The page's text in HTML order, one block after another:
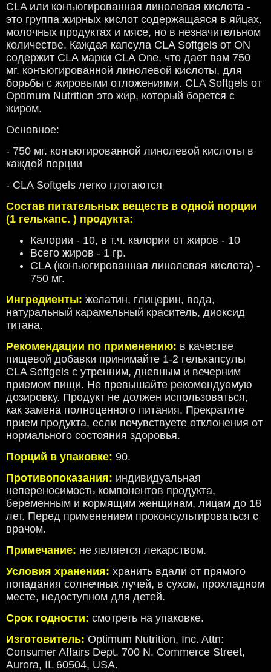
CLA или конъюгированная линолевая кислота -
это группа жирных кислот содержащаяся в яйцах,
молочных продуктах и мясе, но в незначительном
количестве. Каждая капсула CLA Softgels от ON
содержит CLA марки CLA One, что дает вам 750
мг. конъюгированной линолевой кислоты, для
борьбы с жировыми отложениями. CLA Softgels от
Optimum Nutrition это жир, который борется с
жиром.
Основное:
- 750 мг. конъюгированной линолевой кислоты в
каждой порции
- CLA Softgels легко глотаются
Состав питательных веществ в одной порции
(1 гелькапс. ) продукта:
Калории - 10, в т.ч. калории от жиров - 10
Всего жиров - 1 гр.
CLA (конъюгированная линолевая кислота) -
750 мг.
Ингредиенты: желатин, глицерин, вода,
натуральный карамельный краситель, диоксид
титана.
Рекомендации по применению: в качестве
пищевой добавки принимайте 1-2 гелькапсулы
CLA Softgels с утренним, дневным и вечерним
приемом пищи. Не превышайте рекомендуемую
дозировку. Продукт не должен использоваться,
как замена полноценного питания. Прекратите
прием продукта, если почувствуете отклонения от
нормального состояния здоровья.
Порций в упаковке: 90.
Противопоказания: индивидуальная
непереносимость компонентов продукта,
беременным и кормящим женщинам, лицам до 18
лет. Перед применением проконсультироваться с
врачом.
Примечание: не является лекарством.
Условия хранения: хранить вдали от прямого
попадания солнечных лучей, в сухом, прохладном
месте, недоступном для детей.
Срок годности: смотреть на упаковке.
Изготовитель: Optimum Nutrition, Inc. Attn:
Consumer Affairs Dept. 700 N. Commerce Street,
Aurora, IL 60504, USA.